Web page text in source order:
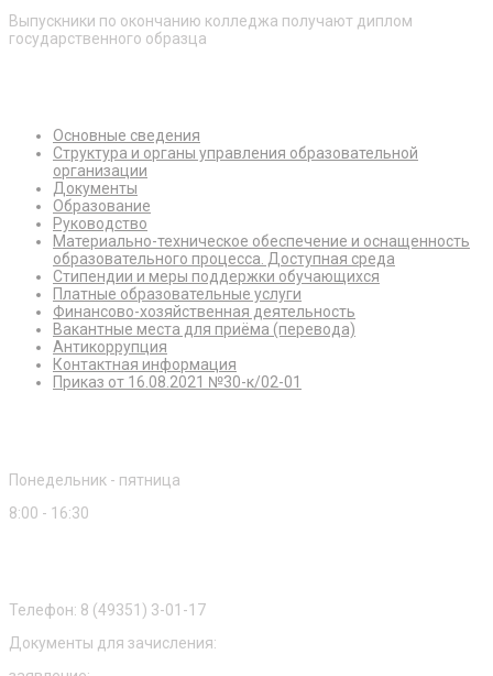
Выпускники по окончанию колледжа получают диплом
государственного образца
Основные сведения
Структура и органы управления образовательной
организации
Документы
Образование
Руководство
Материально-техническое обеспечение и оснащенность
образовательного процесса. Доступная среда
Стипендии и меры поддержки обучающихся
Платные образовательные услуги
Финансово-хозяйственная деятельность
Вакантные места для приёма (перевода)
Антикоррупция
Контактная информация
Приказ от 16.08.2021 №30-к/02-01
Понедельник - пятница
8:00 - 16:30
Телефон: 8 (49351) 3-01-17
Документы для зачисления: